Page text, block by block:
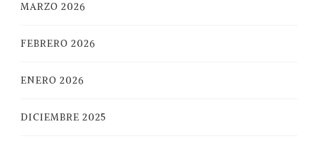
MARZO 2026
FEBRERO 2026
ENERO 2026
DICIEMBRE 2025